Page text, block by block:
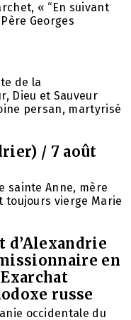
« “En suivant
Georges
de la
Dieu et Sauveur
persan, martyrisé
/ 7 août
sainte Anne, mère
toujours vierge Marie
d’Alexandrie
en
russe
occidentale du